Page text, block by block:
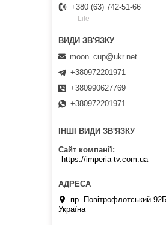
+380 (63) 742-51-66
Life
moon_cup@ukr.net
+380972201971
+380990627769
+380972201971
ІНШІ ВИДИ ЗВ'ЯЗКУ
Сайт компанії
https://imperia-tv.com.ua
пр. Повітрофлотський
Україна